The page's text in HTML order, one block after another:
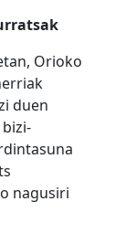
Orioko
duen
nagusiri